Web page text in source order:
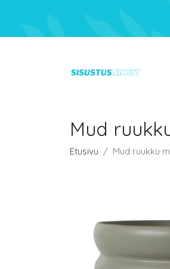
Mud
Etusivu Mud ruukku